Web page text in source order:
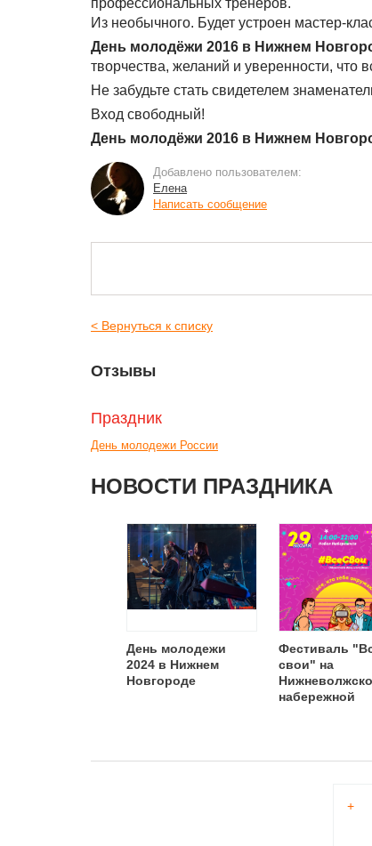
профессиональных тренеров.
Из необычного. Будет устроен мастер-
День молодёжи 2016 в Нижнем
творчества, желаний и уверенности, что
Не забудьте стать свидетелем
Вход свободный!
День молодёжи 2016 в Нижнем
Добавлено пользователем:
Елена
Написать сообщение
< Вернуться к списку
Отзывы
Праздник
День молодежи России
НОВОСТИ ПРАЗДНИКА
День молодежи
2024 в Нижнем
Новгороде
Фестиваль
свои" на
набережной
+